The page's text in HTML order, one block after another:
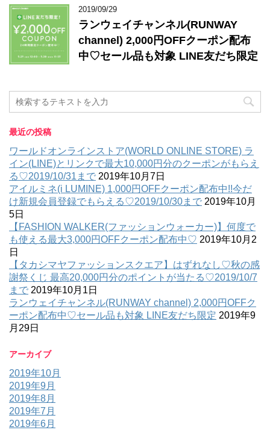
2019/09/29
ランウェイチャンネル(RUNWAY
channel) 2,000円OFFクーポン配布
中♡セール品も対象 LINE友だち限定
最近の投稿
ワールドオンラインストア(WORLD ONLINE STORE) ラ
イン(LINE)とリンクで最大10,000円分のクーポンがもらえ
る♡2019/10/31まで 2019年10月7日
アイルミネ(i LUMINE) 1,000円OFFクーポン配布中!!今だ
け新規会員登録でもらえる♡2019/10/30まで 2019年10月
5日
【FASHION WALKER(ファッションウォーカー)】何度で
も使える最大3,000円OFFクーポン配布中♡ 2019年10月2
日
【タカシマヤファッションスクエア】はずれなし♡秋の感
謝祭くじ 最高20,000円分のポイントが当たる♡2019/10/7
まで 2019年10月1日
ランウェイチャンネル(RUNWAY channel) 2,000円OFFク
ーポン配布中♡セール品も対象 LINE友だち限定 2019年9
月29日
アーカイブ
2019年10月
2019年9月
2019年8月
2019年7月
2019年6月